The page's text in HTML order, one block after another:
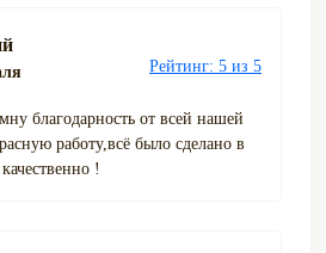
Рейтинг: 5 из 5
благодарность от всей нашей
работу,всё было сделано в
!